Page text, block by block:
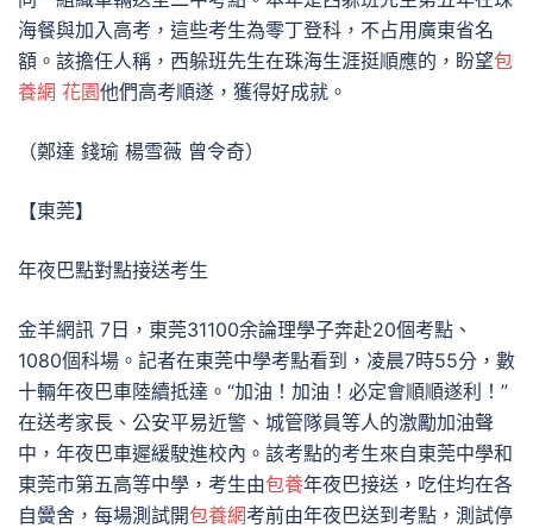
海餐與加入高考，這些考生為零丁登科，不占用廣東省名
額。該擔任人稱，西躲班先生在珠海生涯挺順應的，盼望包
養網 花園他們高考順遂，獲得好成就。
（鄭達 錢瑜 楊雪薇 曾令奇）
【東莞】
年夜巴點對點接送考生
金羊網訊 7日，東莞31100余論理學子奔赴20個考點、
1080個科場。記者在東莞中學考點看到，凌晨7時55分，數
十輛年夜巴車陸續抵達。“加油！加油！必定會順順遂利！”
在送考家長、公安平易近警、城管隊員等人的激勵加油聲
中，年夜巴車遲緩駛進校內。該考點的考生來自東莞中學和
東莞市第五高等中學，考生由包養年夜巴接送，吃住均在各
自黌舍，每場測試開包養網考前由年夜巴送到考點，測試停